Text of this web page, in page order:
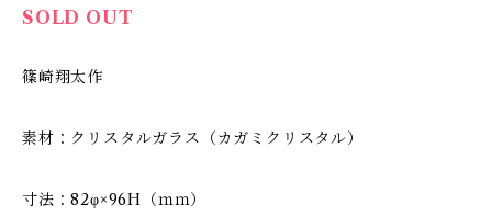
SOLD OUT
篠崎翔太作
素材：クリスタルガラス（カガミクリスタル）
寸法：82φ×96H（ｍｍ）